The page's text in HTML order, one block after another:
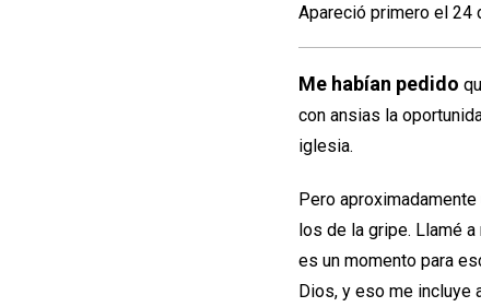
Apareció primero el 24
Me habían pedido
con ansias la
iglesia.
Pero
los de la gripe. Llamé
es un momento para
Dios, y eso me incluye